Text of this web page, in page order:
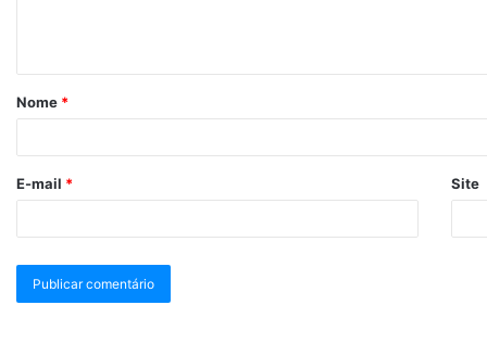
Nome *
E-mail * Site